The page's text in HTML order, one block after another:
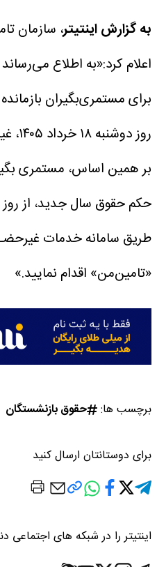
به گزارش اینتیتر، سازمان
اعلام کرد:«به اطلاع
برای مستمری‌بگیران بازمانده
روز دوشنبه ۱۸ خرداد ۱۴۰۵، غیرقابل رویت و دریافت است.
بر همین اساس، مستمری
طریق سامانه خدمات
«تامین‌من» اقدام نمایید.»
برچسب ها: حقوق بازنشستگان
برای دوستانتان ارسال کنید
اینتیتر را در شبکه های اجتماعی